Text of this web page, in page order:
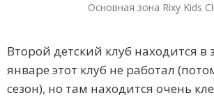
Основная зона Rixy Kids
Второй детский клуб находится в
январе этот клуб не работал
сезон), но там находится очень